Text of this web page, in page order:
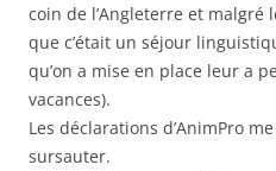
coin de l’Angleterre et
que c’était un séjour
qu’on a mise en place leur a
vacances).
Les déclarations d’AnimPro
sursauter.